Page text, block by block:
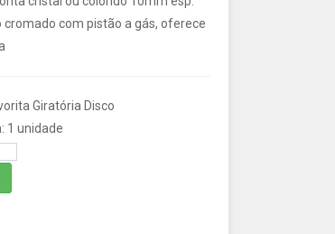
cromado com pistão a gás, oferece
Giratória Disco
1 unidade